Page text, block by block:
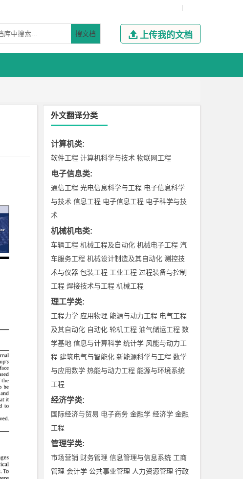
|
搜文档  上传我的文档
外文翻译分类
计算机类:
软件工程 计算机科学与技术 物联网工程
电子信息类:
通信工程 光电信息科学与工程 电子信息科学
与技术 信息工程 电子信息工程 电子科学与技
术
机械机电类:
车辆工程 机械工程及自动化 机械电子工程 汽
车服务工程 机械设计制造及其自动化 测控技
术与仪器 包装工程 工业工程 过程装备与控制
工程 焊接技术与工程 机械工程
理工学类:
工程力学 应用物理 能源与动力工程 电气工程
及其自动化 自动化 轮机工程 油气储运工程 数
学基地 信息与计算科学 统计学 风能与动力工
程 建筑电气与智能化 新能源科学与工程 数学
与应用数学 热能与动力工程 能源与环境系统
工程
经济学类:
国际经济与贸易 电子商务 金融学 经济学 金融
工程
管理学类:
市场营销 财务管理 信息管理与信息系统 工商
管理 会计学 公共事业管理 人力资源管理 行政